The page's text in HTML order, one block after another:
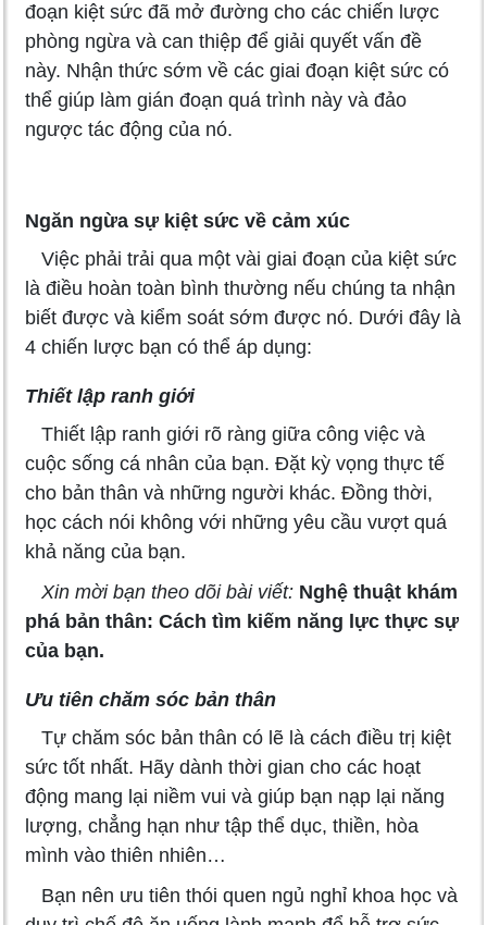
đoạn kiệt sức đã mở đường cho các chiến lược
phòng ngừa và can thiệp để giải quyết vấn đề
này. Nhận thức sớm về các giai đoạn kiệt sức có
thể giúp làm gián đoạn quá trình này và đảo
ngược tác động của nó.
Ngăn ngừa sự kiệt sức về cảm xúc
Việc phải trải qua một vài giai đoạn của kiệt sức
là điều hoàn toàn bình thường nếu chúng ta nhận
biết được và kiểm soát sớm được nó. Dưới đây là
4 chiến lược bạn có thể áp dụng:
Thiết lập ranh giới
Thiết lập ranh giới rõ ràng giữa công việc và
cuộc sống cá nhân của bạn. Đặt kỳ vọng thực tế
cho bản thân và những người khác. Đồng thời,
học cách nói không với những yêu cầu vượt quá
khả năng của bạn.
Xin mời bạn theo dõi bài viết: Nghệ thuật khám
phá bản thân: Cách tìm kiếm năng lực thực sự
của bạn.
Ưu tiên chăm sóc bản thân
Tự chăm sóc bản thân có lẽ là cách điều trị kiệt
sức tốt nhất. Hãy dành thời gian cho các hoạt
động mang lại niềm vui và giúp bạn nạp lại năng
lượng, chẳng hạn như tập thể dục, thiền, hòa
mình vào thiên nhiên…
Bạn nên ưu tiên thói quen ngủ nghỉ khoa học và